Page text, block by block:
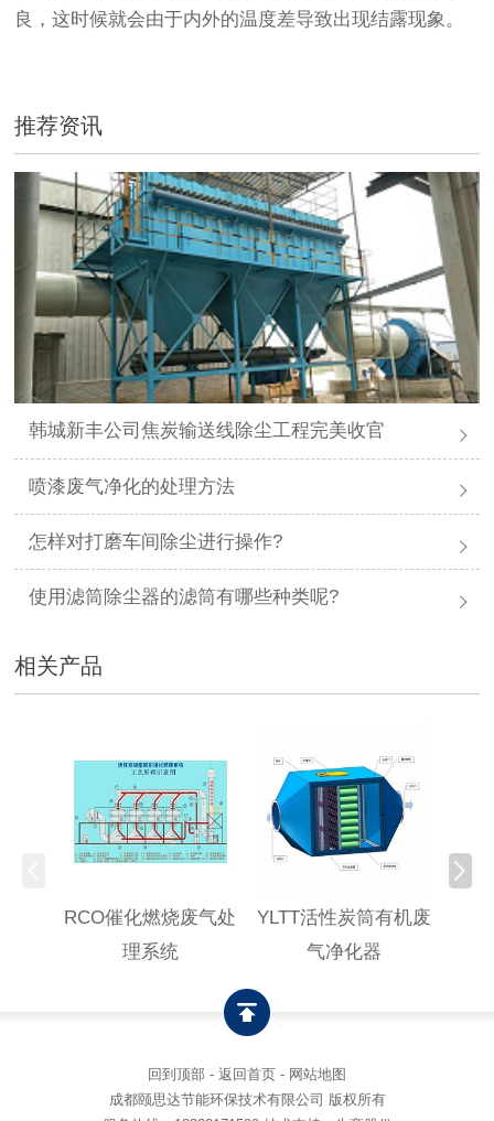
良，这时候就会由于内外的温度差导致出现结露现象。
推荐资讯
韩城新丰公司焦炭输送线除尘工程完美收官
喷漆废气净化的处理方法
怎样对打磨车间除尘进行操作?
使用滤筒除尘器的滤筒有哪些种类呢?
相关产品
RCO催化燃烧废气处
理系统
YLTT活性炭筒有机废
气净化器
回到顶部 - 返回首页 - 网站地图
成都颐思达节能环保技术有限公司 版权所有